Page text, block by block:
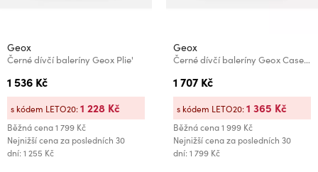
Geox
Černé dívčí baleríny Geox Plie'
1 536 Kč
Běžná cena1 799 Kč
Nejnižší cena za posledních 30
dní: 1 255 Kč
s kódem LETO20:1 228 Kč
Geox
Černé dívčí baleríny Geox Casey Harry Potter
1 707 Kč
Běžná cena1 999 Kč
Nejnižší cena za posledních 30
dní: 1 799 Kč
s kódem LETO20:1 365 Kč